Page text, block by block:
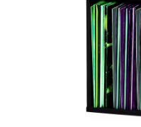
Claviers & Pianos
Synthés &
Home Studio